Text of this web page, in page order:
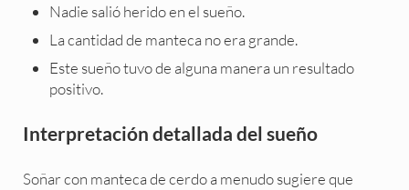
Nadie salió herido en el sueño.
La cantidad de manteca no era grande.
Este sueño tuvo de alguna manera un resultado
positivo.
Interpretación detallada del sueño
Soñar con manteca de cerdo a menudo sugiere que